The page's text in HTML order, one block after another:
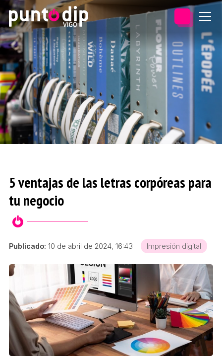
5 ventajas de las letras corpóreas para
tu negocio
Publicado: 10 de abril de 2024, 16:43 Impresión digital